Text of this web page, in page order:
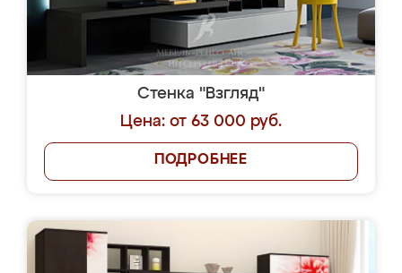
Стенка "Взгляд"
Цена: от 63 000 руб.
ПОДРОБНЕЕ